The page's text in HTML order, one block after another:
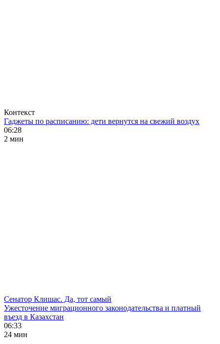
Контекст
Гаджеты по расписанию: дети вернутся на свежий воздух
06:28
2 мин
Сенатор Клишас. Да, тот самый
Ужесточение миграционного законодательства и платный
въезд в Казахстан
06:33
24 мин